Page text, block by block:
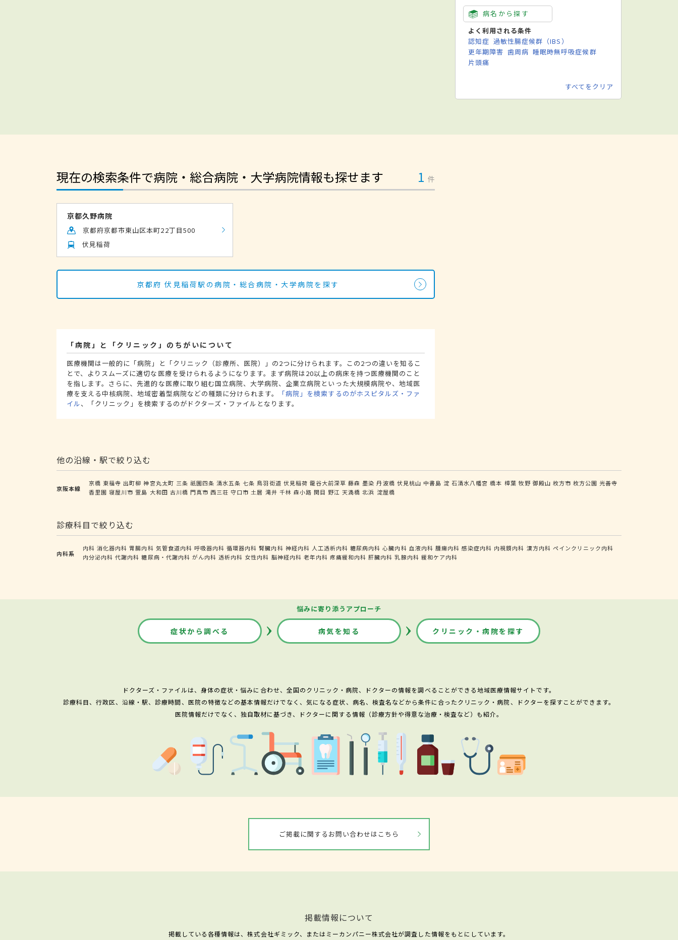
病名から探す
よく利用される条件
認知症 過敏性腸症候群（IBS）
更年期障害 歯周病 睡眠時無呼吸症候群
片頭痛
すべてをクリア
現在の検索条件で病院・総合病院・大学病院情報も探せます 1 件
京都久野病院
京都府京都市東山区本町22丁目500
伏見稲荷
京都府 伏見稲荷駅の病院・総合病院・大学病院を探す
「病院」と「クリニック」のちがいについて
医療機関は一般的に「病院」と「クリニック（診療所、医院）」の2つに分けられます。この2つの違いを知るこ
とで、よりスムーズに適切な医療を受けられるようになります。まず病院は20以上の病床を持つ医療機関のこと
を指します。さらに、先進的な医療に取り組む国立病院、大学病院、企業立病院といった大規模病院や、地域医
療を支える中核病院、地域密着型病院などの種類に分けられます。
「病院」を検索するのがホスピタルズ・ファ
イル、「クリニック」を検索するのがドクターズ・ファイルとなります。
他の沿線・駅で絞り込む
京阪本線
京橋 東福寺 出町柳 神宮丸太町 三条 祇園四条 清水五条 七条 鳥羽街道 伏見稲荷 龍谷大前深草 藤森 墨染 丹波橋 伏見桃山 中書島 淀 石清水八幡宮 橋本 樟葉 牧野 御殿山 枚方市 枚方公園 光善寺
香里園 寝屋川市 萱島 大和田 古川橋 門真市 西三荘 守口市 土居 滝井 千林 森小路 関目 野江 天満橋 北浜 淀屋橋
診療科目で絞り込む
内科系
内科 消化器内科 胃腸内科 気管食道内科 呼吸器内科 循環器内科 腎臓内科 神経内科 人工透析内科 糖尿病内科 心臓内科 血液内科 腫瘍内科 感染症内科 内視鏡内科 漢方内科 ペインクリニック内科
内分泌内科 代謝内科 糖尿病・代謝内科 がん内科 透析内科 女性内科 脳神経内科 老年内科 疼痛緩和内科 肝臓内科 乳腺内科 緩和ケア内科
悩みに寄り添うアプローチ
症状から調べる 病気を知る クリニック・病院を探す
ドクターズ・ファイルは、身体の症状・悩みに合わせ、全国のクリニック・病院、ドクターの情報を調べることができる地域医療情報サイトです。
診療科目、行政区、沿線・駅、診療時間、医院の特徴などの基本情報だけでなく、気になる症状、病名、検査名などから条件に合ったクリニック・病院、ドクターを探すことができます。
医院情報だけでなく、独自取材に基づき、ドクターに関する情報（診療方針や得意な治療・検査など）も紹介。
ご掲載に関するお問い合わせはこちら
掲載情報について
掲載している各種情報は、株式会社ギミック、またはミーカンパニー株式会社が調査した情報をもとにしています。